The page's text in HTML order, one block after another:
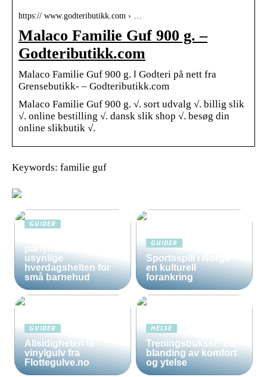
https:// www.godteributikk.com › …
Malaco Familie Guf 900 g. –
Godteributikk.com
Malaco Familie Guf 900 g. ‖ Godteri på nett fra
Grensebutikk- – Godteributikk.com
Malaco Familie Guf 900 g. √. sort udvalg √. billig slik
√. online bestilling √. dansk slik shop √. besøg din
online slikbutik √.
Keywords: familie guf
GUIDER
parfyme: Den
usynlige
hverdagshelten for
små barnehud
GUIDER
Sportsspill i Norge
en kulturell
forankring
GUIDER
Allsidigheten til
vinylgulv fra
Flottegulve.no
HELSE
Treningsbukser: En
blanding av komfort
og ytelse